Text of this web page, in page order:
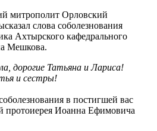
митрополит Орловский
слова соболезнования
Ахтырского кафедрального
Мешкова.
дорогие Татьяна и Лариса!
и сестры!
в постигшей вас
протоиерея Иоанна Ефимовича